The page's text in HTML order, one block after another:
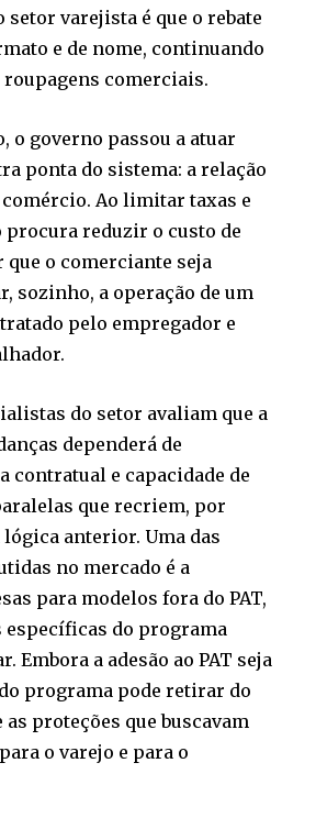
setor varejista é que o rebate
e de nome, continuando
comerciais.
o governo passou a atuar
ponta do sistema: a relação
Ao limitar taxas e
procura reduzir o custo de
o comerciante seja
sozinho, a operação de um
pelo empregador e
do setor avaliam que a
dependerá de
contratual e capacidade de
que recriem, por
anterior. Uma das
no mercado é a
para modelos fora do PAT,
específicas do programa
Embora a adesão ao PAT seja
programa pode retirar do
proteções que buscavam
o varejo e para o